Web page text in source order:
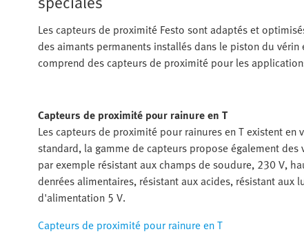
Les capteurs de proximité Festo sont adaptés et
des aimants permanents installés dans le piston du
comprend des capteurs de proximité pour les
Capteurs de proximité pour rainure en T
Les capteurs de proximité pour rainures en T existent
standard, la gamme de capteurs propose également
par exemple résistant aux champs de soudure, 230 V,
denrées alimentaires, résistant aux acides, résistant
d'alimentation 5 V.
Capteurs de proximité pour rainure en T